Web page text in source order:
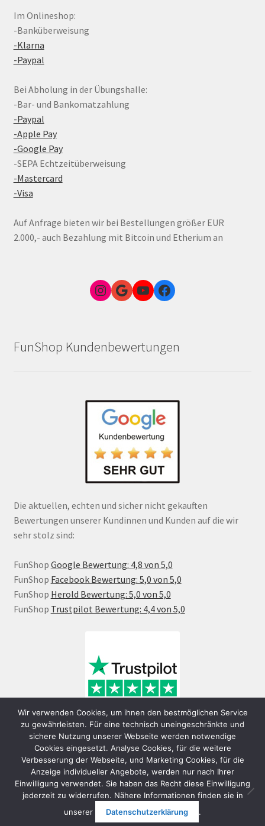
Im Onlineshop:
-Banküberweisung
-Klarna
-Paypal
Bei Abholung in der Übungshalle:
-Bar- und Bankomatzahlung
-Paypal
-Apple Pay
-Google Pay
-SEPA Echtzeitüberweisung
-Mastercard
-Visa
Auf Anfrage bieten wir bei Bestellungen größer EUR
2.000,- auch Bezahlung mit Bitcoin und Etherium an
Instagram
Google Link zum FunShop WienYouTubeFacebook
FunShop Kundenbewertungen
Die aktuellen, echten und sicher nicht gekauften
Bewertungen unserer Kundinnen und Kunden auf die wir
sehr stolz sind:
FunShop Google Bewertung: 4,8 von 5,0
FunShop Facebook Bewertung: 5,0 von 5,0
FunShop Herold Bewertung: 5,0 von 5,0
FunShop Trustpilot Bewertung: 4,4 von 5,0
© FunShop Wien - Hochqualitative Elektromobilität 2026
Datenschutzerklärung
Erstellt mit WooCommerce
Wir verwenden Cookies, um ihnen den bestmöglichen Service
zu gewährleisten. Für eine technisch uneingeschränkte und
sichere Nutzung unserer Webseite werden notwendige
Cookies eingesetzt. Analyse Cookies, für die weitere
Verbesserung der Webseite, und Marketing Cookies, für die
Anzeige individueller Angebote, werden nur nach Ihrer
Einwilligung verwendet. Sie haben das Recht diese Einwilligung
jederzeit zu widerrufen. Nähere Informationen finden sie in
unserer
Datenschutzerklärung .